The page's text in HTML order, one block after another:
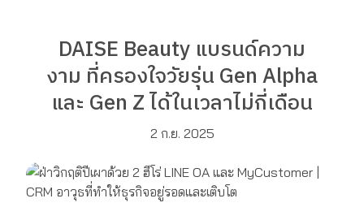
DAISE Beauty แบรนด์ความ
งาม ที่ครองใจวัยรุ่น Gen Alpha
และ Gen Z ได้ในเวลาไม่กี่เดือน
2 ก.ย. 2025